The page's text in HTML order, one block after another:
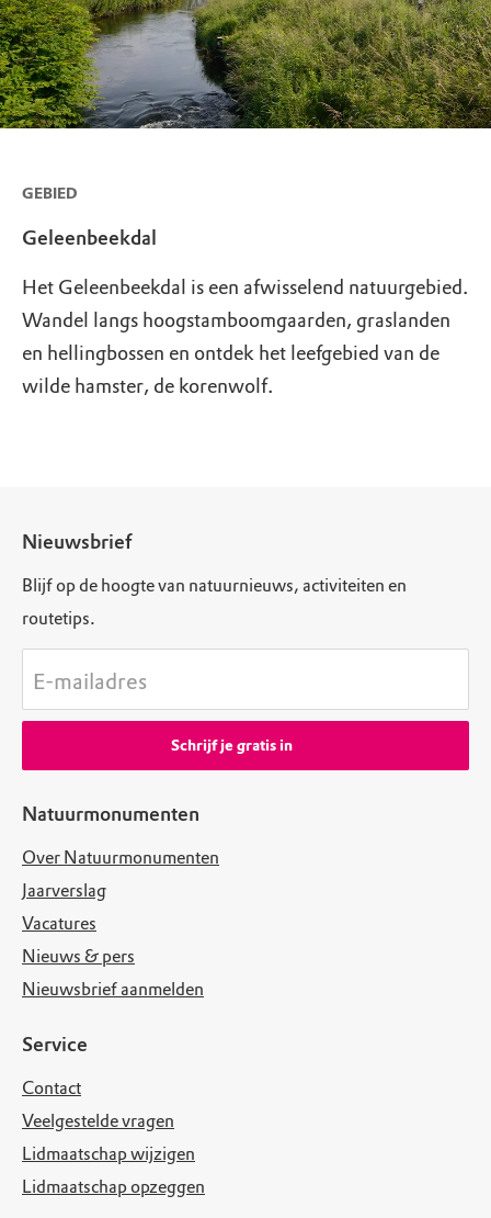
GEBIED
Geleenbeekdal
Het Geleenbeekdal is een afwisselend natuurgebied.
Wandel langs hoogstamboomgaarden, graslanden
en hellingbossen en ontdek het leefgebied van de
wilde hamster, de korenwolf.
Natuurmonumenten
Over Natuurmonumenten
Jaarverslag
Vacatures
Nieuws & pers
Nieuwsbrief aanmelden
Service
Contact
Veelgestelde vragen
Lidmaatschap wijzigen
Lidmaatschap opzeggen
Nieuwsbrief
Blijf op de hoogte van natuurnieuws, activiteiten en
routetips.
E-mailadres
Schrijf je gratis in